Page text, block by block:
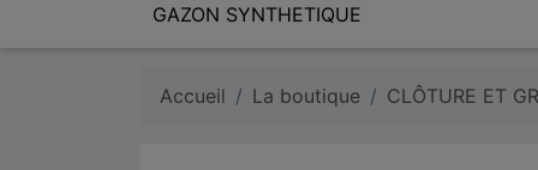
GAZON SYNTHETIQUE
Accueil La boutique CLÔTURE ET